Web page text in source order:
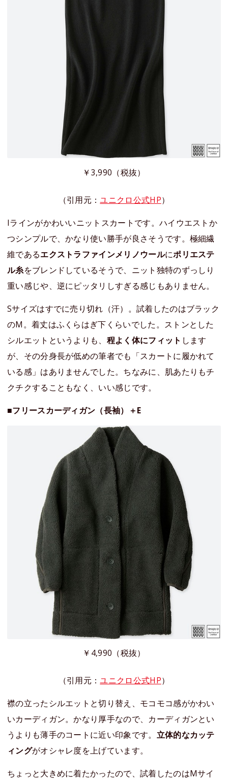
￥3,990（税抜）
（引用元：ユニクロ公式HP）
Iラインがかわいいニットスカートです。ハイウエストか
つシンプルで、かなり使い勝手が良さそうです。極細繊
維であるエクストラファインメリノウールにポリエステ
ル糸をブレンドしているそうで、ニット独特のずっしり
重い感じや、逆にピッタリしすぎる感じもありません。
Sサイズはすでに売り切れ（汗）。試着したのはブラック
のM。着丈はふくらはぎ下くらいでした。ストンとした
シルエットというよりも、 程よく体にフィット します
が、その分身長が低めの筆者でも「スカートに履かれて
いる感」はありませんでした。ちなみに、肌あたりもチ
クチクすることもなく、いい感じです。
■フリースカーディガン（長袖）＋E
￥4,990（税抜）
（引用元：ユニクロ公式HP）
襟の立ったシルエットと切り替え、モコモコ感がかわい
いカーディガン。かなり厚手なので、カーディガンとい
うよりも薄手のコートに近い印象です。 立体的なカッテ
ィングがオシャレ度を上げています。
ちょっと大きめに着たかったので、試着したのはMサイ